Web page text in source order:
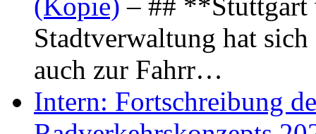
Stadtverwaltung hat
auch zur Fahrr…
Intern: Fortschreibung